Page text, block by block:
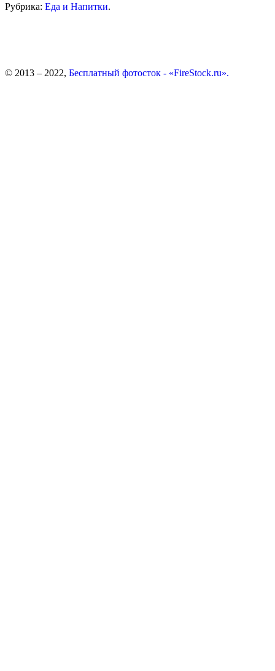
Рубрика: Еда и Напитки.
© 2013 – 2022, Бесплатный фотосток - «FireStock.ru».